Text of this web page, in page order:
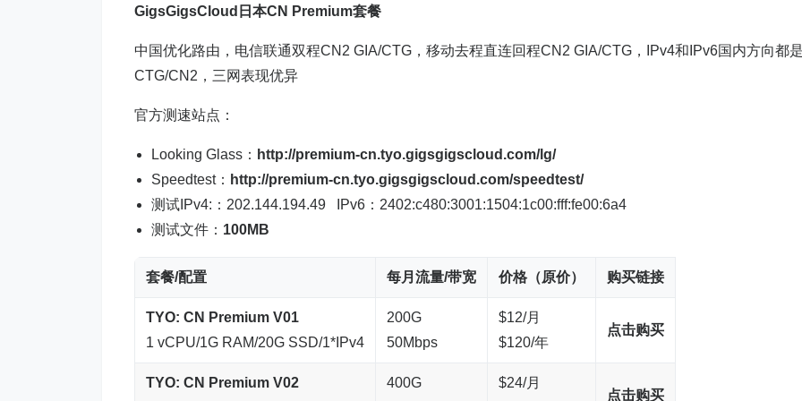
GigsGigsCloud日本CN Premium套餐
中国优化路由，电信联通双程CN2 GIA/CTG，移动去程直连回程CN2 GIA/CTG，IPv4和IPv6国内方向都
CTG/CN2，三网表现优异
官方测速站点：
Looking Glass： http://premium-cn.tyo.gigsgigscloud.com/lg/
Speedtest： http://premium-cn.tyo.gigsgigscloud.com/speedtest/
测试IPv4:：202.144.194.49 IPv6：2402:c480:3001:1504:1c00:fff:fe00:6a4
测试文件： 100MB
套餐/配置 每月流量/带宽 价格（原价） 购买链接
TYO: CN Premium V01
1 vCPU/1G RAM/20G SSD/1*IPv4
200G
50Mbps
$12/月
$120/年
点击购买
TYO: CN Premium V02
400G
$24/月
点击购买